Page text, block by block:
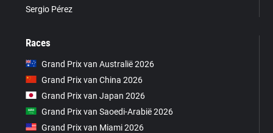
Sergio Pérez
Races
Grand Prix van Australië 2026
Grand Prix van China 2026
Grand Prix van Japan 2026
Grand Prix van Saoedi-Arabië 2026
Grand Prix van Miami 2026